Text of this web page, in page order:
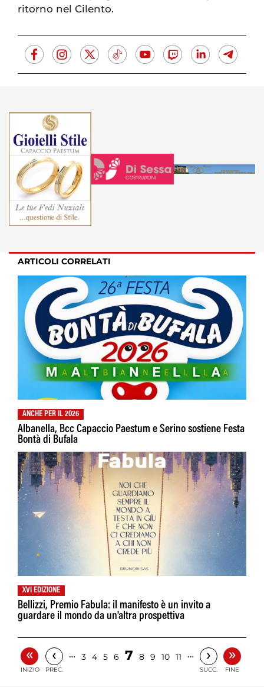
ritorno nel Cilento.
ARTICOLI CORRELATI
ANCHE PER IL 2026
Albanella, Bcc Capaccio Paestum e Serino sostiene Festa
Bontà di Bufala
XVI EDIZIONE
Bellizzi, Premio Fabula: il manifesto è un invito a
guardare il mondo da un'altra prospettiva
«
INIZIO
‹
PREC.
… 3 4 5 6 7 8 9 10 11 … ›
SUCC.
»
FINE